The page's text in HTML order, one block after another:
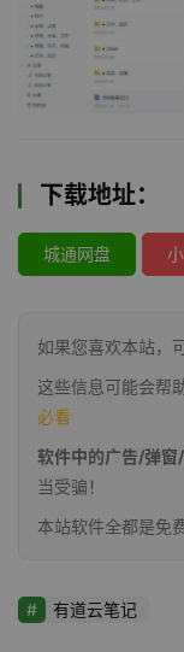
下载地址：
城通网盘
如果您喜欢本站，
这些信息可能会帮
必看
软件中的广告/弹
当受骗！
本站软件全都是免
有道云笔记